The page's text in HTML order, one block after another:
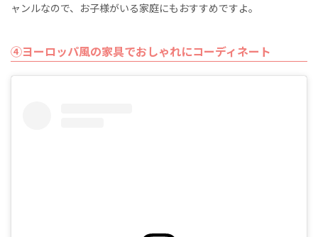
ャンルなので、お子様がいる家庭にもおすすめですよ。
④ヨーロッパ風の家具でおしゃれにコーディネート